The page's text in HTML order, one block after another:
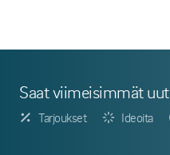
Saat viimeisimmät
Tarjoukset Ideoita